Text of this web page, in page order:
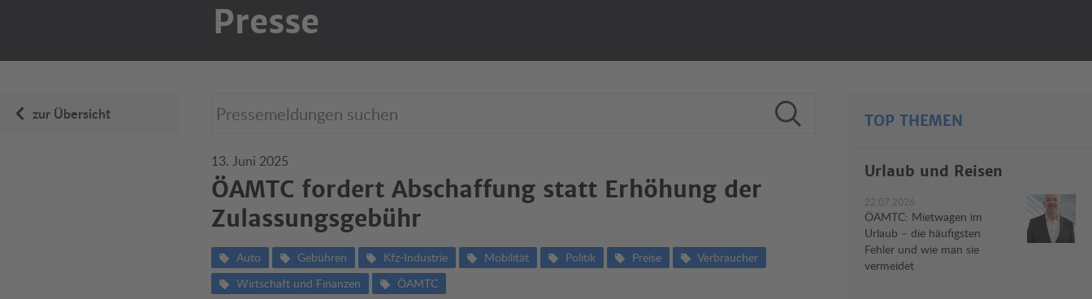
Presse
zur Übersicht
13. Juni 2025
ÖAMTC fordert Abschaffung statt Erhöhung der
Zulassungsgebühr
Auto Gebühren Kfz-Industrie Mobilität Politik Preise
Verbraucher
Wirtschaft und Finanzen
ÖAMTC
TOP THEMEN
Urlaub und Reisen
22.07.2026
ÖAMTC: Mietwagen im
Urlaub – die häufigsten
Fehler und wie man sie
vermeidet